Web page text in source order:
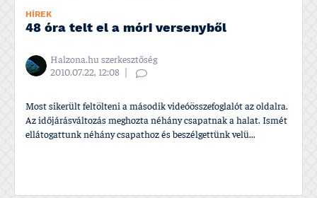
HÍREK
48 óra telt el a móri versenyből
Halzona.hu szerkesztőség
2010.07.22, 12:08
Most sikerült feltölteni a második videóösszefoglalót az oldalra.
Az időjárásváltozás meghozta néhány csapatnak a halat. Ismét
ellátogattunk néhány csapathoz és beszélgettünk velü...